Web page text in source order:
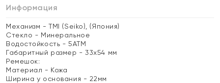
Информация
Механизм - TMI (Seiko), (Япония)
Стекло - Минеральное
Водостойкость - 5АТМ
Габаритный размер - 33х54 мм
Ремешок:
Материал - Кожа
Ширина у основания - 22мм